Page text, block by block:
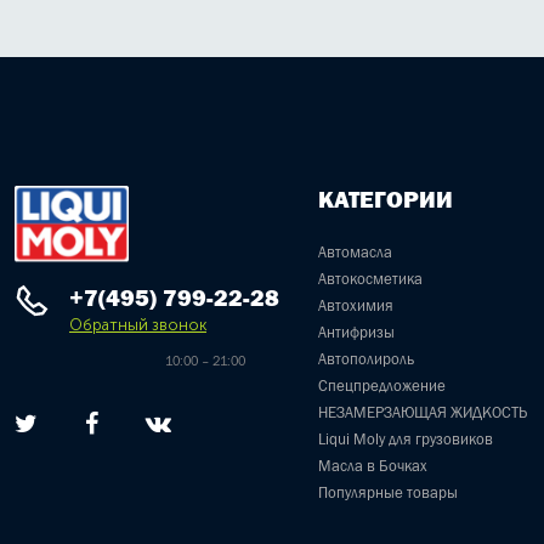
+7(495) 799-22-28
Обратный звонок
10:00 – 21:00
КАТЕГОРИИ
Автомасла
Автокосметика
Автохимия
Антифризы
Автополироль
Спецпредложение
НЕЗАМЕРЗАЮЩАЯ ЖИДКОСТЬ
Liqui Moly для грузовиков
Масла в Бочках
Популярные товары